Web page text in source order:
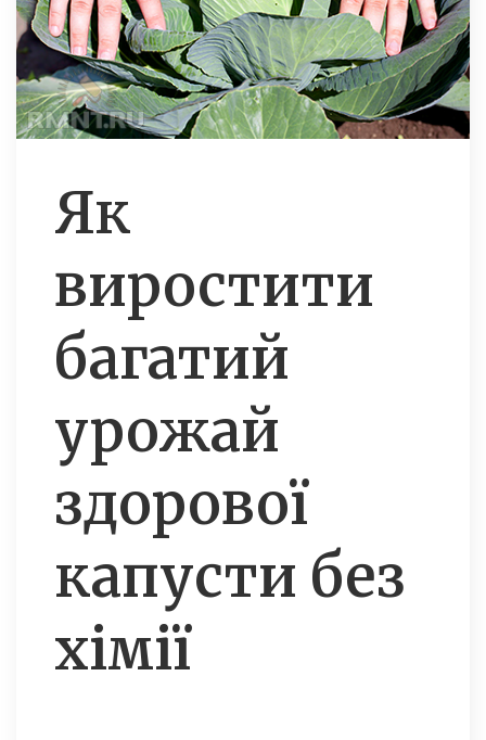
Як
виростити
багатий
урожай
здорової
капусти без
хімії